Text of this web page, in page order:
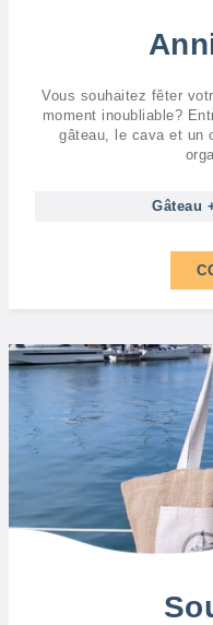
Vous souhaitez fêter
moment inoubliable?
gâteau, le cava et un
Gâteau